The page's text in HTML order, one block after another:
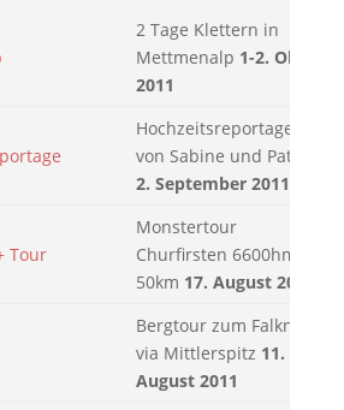
2 Tage Klettern in
Mettmenalp 1-2. Okt.
2011
Hochzeitsreportage
von Sabine und Patrik
2. September 2011
Tour
Monstertour
Churfirsten 6600hm
50km 17. August 2011
Bergtour zum Falknis
via Mittlerspitz 11.
August 2011